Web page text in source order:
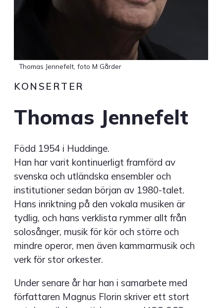
Thomas Jennefelt, foto M Gårder
KONSERTER
Thomas Jennefelt
Född 1954 i Huddinge.
Han har varit kontinuerligt framförd av
svenska och utländska ensembler och
institutioner sedan början av 1980-talet.
Hans inriktning på den vokala musiken är
tydlig, och hans verklista rymmer allt från
solosånger, musik för kör och större och
mindre operor, men även kammarmusik och
verk för stor orkester.
Under senare år har han i samarbete med
författaren Magnus Florin skriver ett stort